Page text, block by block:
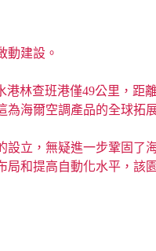
動建設。
林查班港僅49公里，距
海爾空調產品的全球拓
立，無疑進一步鞏固了
和提高自動化水平，該